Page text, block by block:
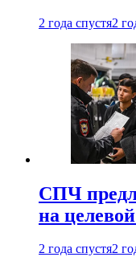
2 года спустя2
СПЧ
на
2 года спустя2